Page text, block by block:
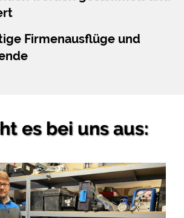
Firmenausflüge und
es bei uns aus: